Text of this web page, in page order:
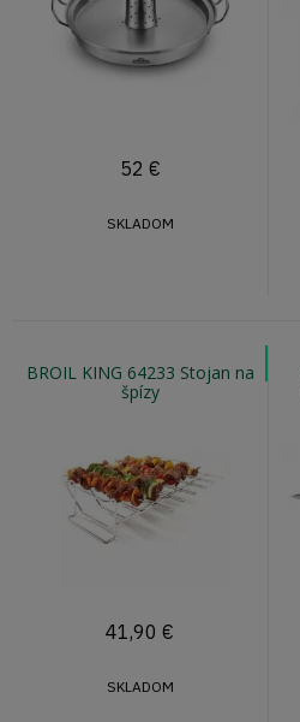
52 €
SKLADOM
BROIL KING 64233 Stojan na
špízy
41,90 €
SKLADOM